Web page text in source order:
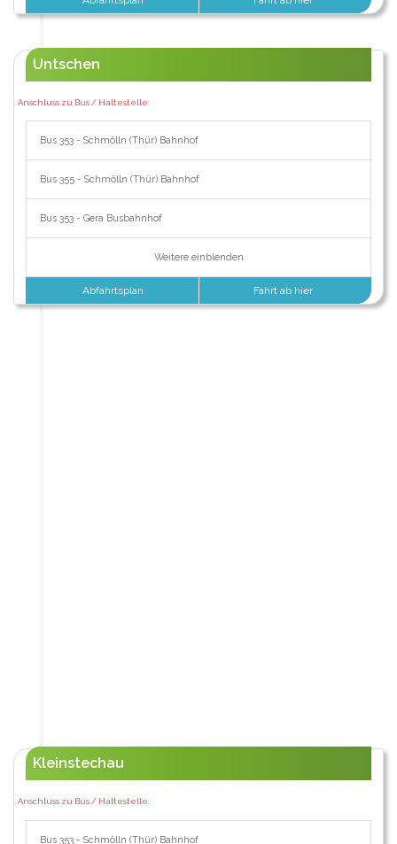
Untschen
Anschluss zu Bus / Haltestelle:
Bus 353 - Schmölln (Thür) Bahnhof
Bus 355 - Schmölln (Thür) Bahnhof
Bus 353 - Gera Busbahnhof
Weitere einblenden
Abfahrtsplan Fahrt ab hier
Kleinstechau
Anschluss zu Bus / Haltestelle:
Bus 353 - Schmölln (Thür) Bahnhof